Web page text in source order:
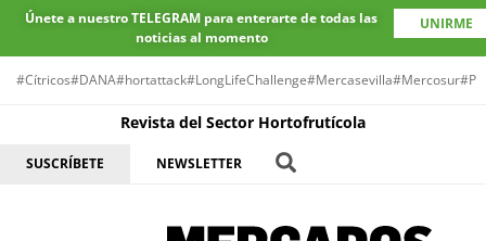
Únete a nuestro TELEGRAM para enterarte de todas las
noticias al momento
UNIRME
#Cítricos#DANA#hortattack#LongLifeChallenge#Mercasevilla#Mercosur
Revista del Sector Hortofrutícola
SUSCRÍBETE NEWSLETTER